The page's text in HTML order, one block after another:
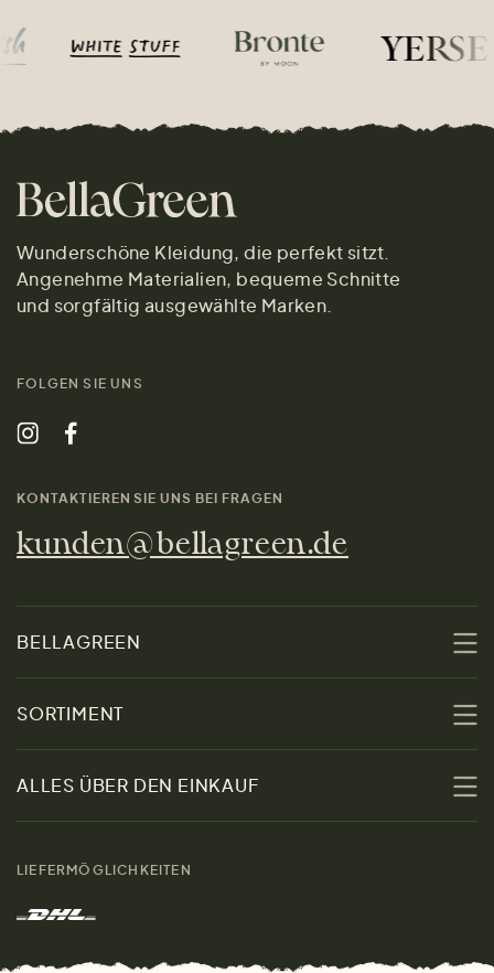
Wunderschöne Kleidung, die perfekt sitzt.
Angenehme Materialien, bequeme Schnitte
und sorgfältig ausgewählte Marken.
FOLGEN SIE UNS
KONTAKTIEREN SIE UNS BEI FRAGEN
kunden@bellagreen.de
BELLAGREEN
Nachhaltigkeit
Kontakt
Marken
SORTIMENT
Damen
Herren
ALLES ÜBER DEN EINKAUF
LIEFERMÖGLICHKEITEN